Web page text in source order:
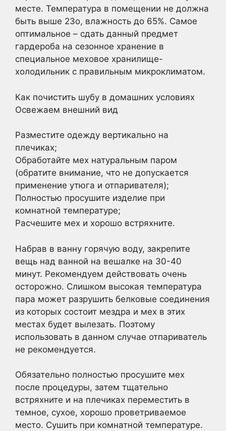
месте. Температура в помещении не должна
быть выше 23о, влажность до 65%. Самое
оптимальное – сдать данный предмет
гардероба на сезонное хранение в
специальное меховое хранилище-
холодильник с правильным микроклиматом.
Как почистить шубу в домашних условиях
Освежаем внешний вид
Разместите одежду вертикально на
плечиках;
Обработайте мех натуральным паром
(обратите внимание, что не допускается
применение утюга и отпаривателя);
Полностью просушите изделие при
комнатной температуре;
Расчешите мех и хорошо встряхните.
Набрав в ванну горячую воду, закрепите
вещь над ванной на вешалке на 30-40
минут. Рекомендуем действовать очень
осторожно. Слишком высокая температура
пара может разрушить белковые соединения
из которых состоит мездра и мех в этих
местах будет вылезать. Поэтому
использовать в данном случае отпариватель
не рекомендуется.
Обязательно полностью просушите мех
после процедуры, затем тщательно
встряхните и на плечиках переместить в
темное, сухое, хорошо проветриваемое
место. Сушить при комнатной температуре.